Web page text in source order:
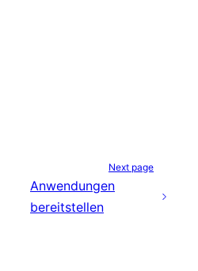
Next page
Anwendungen
bereitstellen